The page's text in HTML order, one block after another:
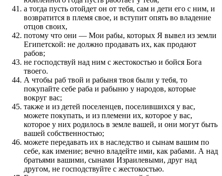
а тогда пусть отойдет он от тебя, сам и дети его с ним, и
возвратится в племя свое, и вступит опять во владение
отцов своих,
потому что они — Мои рабы, которых Я вывел из земли
Египетской: не должно продавать их, как продают
рабов;
не господствуй над ним с жестокостью и бойся Бога
твоего.
А чтобы раб твой и рабыня твоя были у тебя, то
покупайте себе раба и рабыню у народов, которые
вокруг вас;
также и из детей поселенцев, поселившихся у вас,
можете покупать, и из племени их, которое у вас,
которое у них родилось в земле вашей, и они могут быть
вашей собственностью;
можете передавать их в наследство и сынам вашим по
себе, как имение; вечно владейте ими, как рабами. А над
братьями вашими, сынами Израилевыми, друг над
другом, не господствуйте с жестокостью.